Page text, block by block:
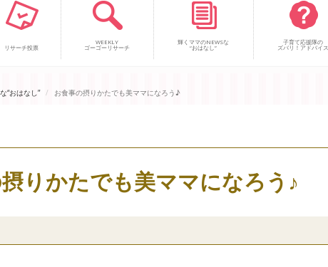
リサーチ投票
WEEKLY
ゴーゴーリサーチ
輝くママのNEWSな
“おはなし”
子育て応援隊の
ズバリ！アドバイス
“おはなし” お食事の摂りかたでも美ママになろう♪
りかたでも美ママになろう♪